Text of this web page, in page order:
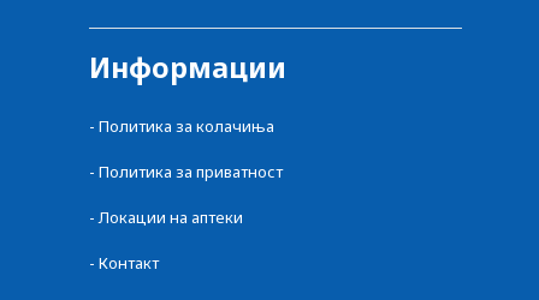
Информации
- Политика за колачиња
- Политика за приватност
-Локации на аптеки
- Контакт